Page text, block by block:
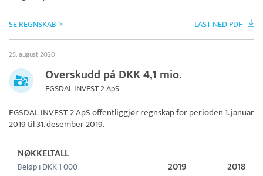
SE REGNSKAB LAST NED PDF
25. august 2020
Overskudd på DKK 4,1 mio.
EGSDAL INVEST 2 ApS
EGSDAL INVEST 2 ApSoffentliggjør regnskap for perioden 1. januar
2019 til 31. desember 2019.
NØKKELTALL
Beløp i DKK 1 000 2019 2018